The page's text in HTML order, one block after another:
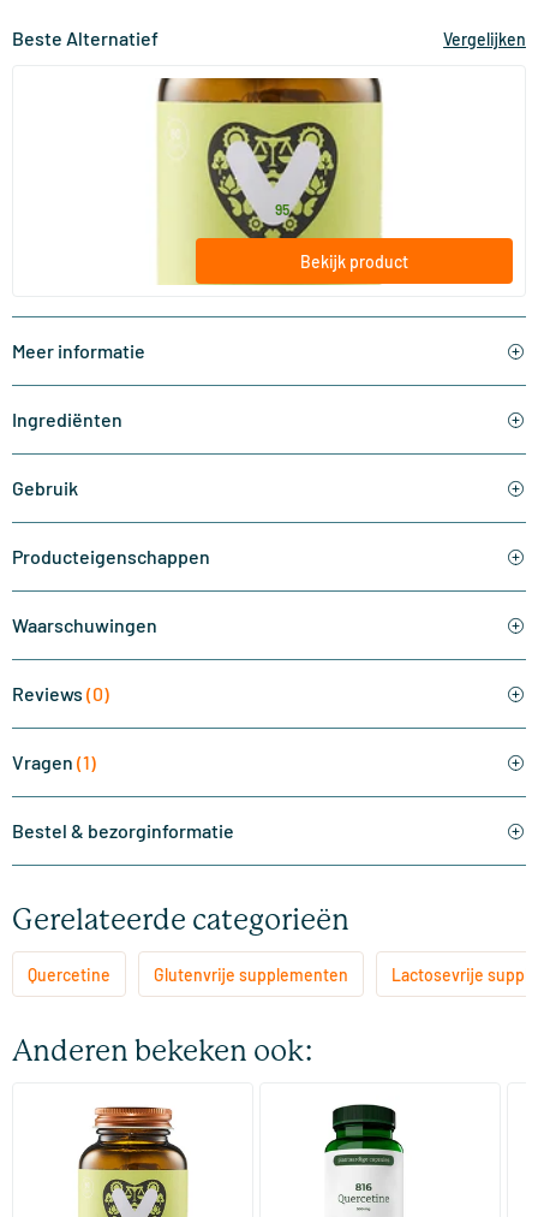
Beste Alternatief Vergelijken
(10)
60 capsules
Vitaminstore
vanaf28 .95
Bekijk product
Meer informatie
Ingrediënten
Gebruik
Producteigenschappen
Waarschuwingen
Reviews (0)
Vragen (1)
Bestel & bezorginformatie
Gerelateerde categorieën
Quercetine Glutenvrije supplementen Lactosevrije
Anderen bekeken ook:
(10)
Quercetine
60 capsules
Vitaminstore
816 Quercetine-Extract
60 Plantaardige capsules
AOV Voedingssupplementen